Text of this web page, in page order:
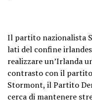
Il partito nazionalista
lati del confine
realizzare un’Irlanda
contrasto con il
Stormont, il Partito
cerca di mantenere